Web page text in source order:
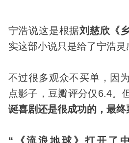
宁浩说这是根据刘慈欣《
实这部小说只是给了宁浩灵
不过很多观众不买单，因
点影子，豆瓣评分仅6.4。
诞喜剧还是很成功的，最终
“《流浪地球》打开了